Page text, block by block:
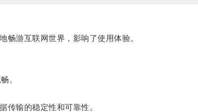
游互联网世界，影响了使用体验。
。
输的稳定性和可靠性。